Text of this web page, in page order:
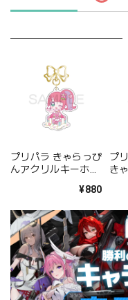
プリパラ きゃらっぴ
んアクリルキーホル
¥880
プ
き